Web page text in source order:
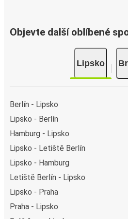
Objevte další oblíbené
Lipsko
Berlín - Lipsko
Lipsko - Berlín
Hamburg - Lipsko
Lipsko - Letiště Berlín
Lipsko - Hamburg
Letiště Berlín - Lipsko
Lipsko - Praha
Praha - Lipsko